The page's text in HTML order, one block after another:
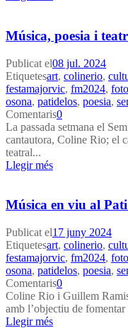
Música, poesia i
Publicat el08 jul. 2024
Etiquetesart, colinerio,
festamajorvic, fm2024,
osona, patidelos, poesia,
Comentaris0
La passada setmana el
cantautora, Coline Rio; el
teatral...
Llegir més
Música en viu al
Publicat el17 juny 2024
Etiquetesart, colinerio,
festamajorvic, fm2024,
osona, patidelos, poesia,
Comentaris0
Coline Rio i Guillem
amb l’objectiu de
Llegir més